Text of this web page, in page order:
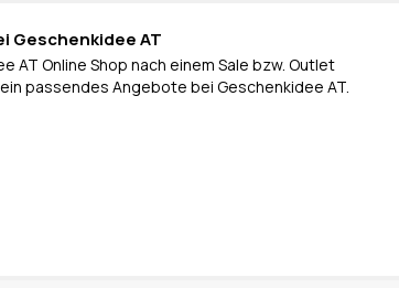
Geschenkidee AT
AT Online Shop nach einem Sale bzw. Outlet
passendes Angebote bei Geschenkidee AT.